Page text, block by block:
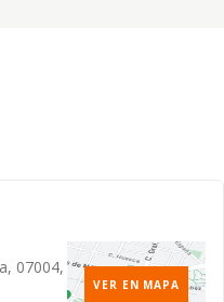
07004,
VER EN MAPA